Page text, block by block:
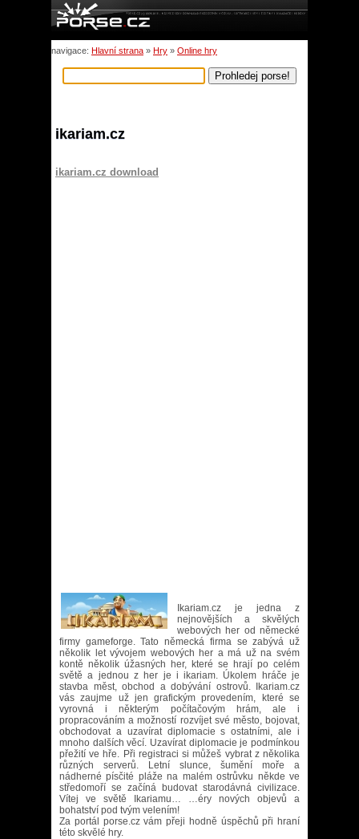
navigace: Hlavní strana » Hry » Online hry
ikariam.cz
ikariam.cz download
Ikariam.cz je jedna z
nejnovějších a skvělých
webových her od německé
firmy gameforge. Tato německá firma se zabývá už
několik let vývojem webových her a má už na svém
kontě několik úžasných her, které se hrají po celém
světě a jednou z her je i ikariam. Úkolem hráče je
stavba měst, obchod a dobývání ostrovů. Ikariam.cz
vás zaujme už jen grafickým provedením, které se
vyrovná i některým počítačovým hrám, ale i
propracováním a možností rozvíjet své město, bojovat,
obchodovat a uzavírat diplomacie s ostatními, ale i
mnoho dalších věcí. Uzavírat diplomacie je podmínkou
přežití ve hře. Při registraci si můžeš vybrat z několika
různých serverů. Letní slunce, šumění moře a
nádherné písčité pláže na malém ostrůvku někde ve
středomoří se začíná budovat starodávná civilizace.
Vítej ve světě Ikariamu… …éry nových objevů a
bohatství pod tvým velením!
Za portál porse.cz vám přeji hodně úspěchů při hraní
této skvělé hry.